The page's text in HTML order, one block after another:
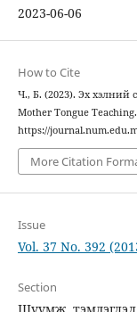
2023-06-06
How to Cite
Ч., Б. (2023). Эх хэлний
Mother Tongue Teaching.
https://
More Citation
Issue
Vol. 37 No. 392
Section